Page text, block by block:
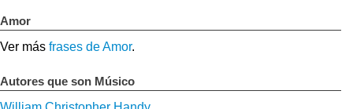
Amor
Ver más frases de Amor.
Autores que son Músico